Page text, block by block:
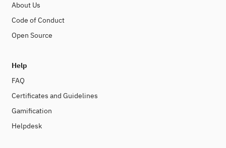
About Us
Code of Conduct
Open Source
Help
FAQ
Certificates and Guidelines
Gamification
Helpdesk